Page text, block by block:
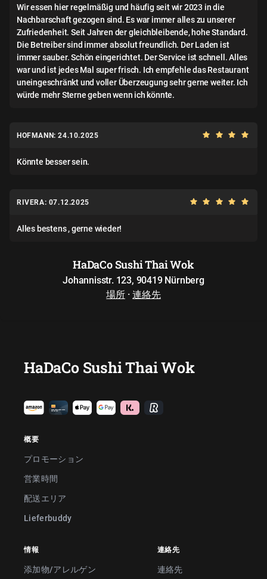
Wir essen hier regelmäßig und häufig seit wir 2023 in die
Nachbarschaft gezogen sind. Es war immer alles zu unserer
Zufriedenheit. Seit Jahren der gleichbleibende, hohe Standard.
Die Betreiber sind immer absolut freundlich. Der Laden ist
immer sauber. Schön eingerichtet. Der Service ist schnell. Alles
war und ist jedes Mal super frisch. Ich empfehle das Restaurant
uneingeschränkt und voller Überzeugung sehr gerne weiter. Ich
würde mehr Sterne geben wenn ich könnte.
HOFMANN: 24.10.2025
Könnte besser sein.
RIVERA: 07.12.2025
Alles bestens , gerne wieder!
HaDaCo Sushi Thai Wok
Johannisstr. 123, 90419 Nürnberg
場所·連絡先
HaDaCo Sushi Thai Wok
概要
プロモーション
営業時間
配送エリア
Lieferbuddy
情報
添加物/アレルゲン
連絡先
連絡先